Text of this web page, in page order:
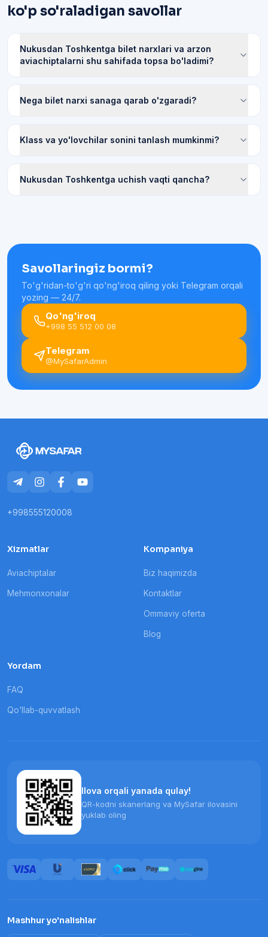
ko'p so'raladigan savollar
Nukusdan Toshkentga bilet narxlari va arzon
aviachiptalarni shu sahifada topsa bo'ladimi?
Nega bilet narxi sanaga qarab o'zgaradi?
Klass va yo'lovchilar sonini tanlash mumkinmi?
Nukusdan Toshkentga uchish vaqti qancha?
Savollaringiz bormi?
To'g'ridan-to'g'ri qo'ng'iroq qiling yoki Telegram orqali
yozing — 24/7.
Qo'ng'iroq
+998 55 512 00 08
Telegram
@MySafarAdmin
+998555120008
Xizmatlar
Aviachiptalar
Mehmonxonalar
Kompaniya
Biz haqimizda
Kontaktlar
Ommaviy oferta
Blog
Yordam
FAQ
Qo'llab-quvvatlash
Ilova orqali yanada qulay!
QR-kodni skanerlang va MySafar ilovasini
yuklab oling
Mashhur yo'nalishlar